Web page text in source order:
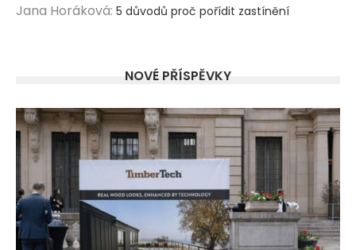
Jana Horáková: 5 důvodů proč pořídit zastínění
NOVÉ PŘÍSPĚVKY